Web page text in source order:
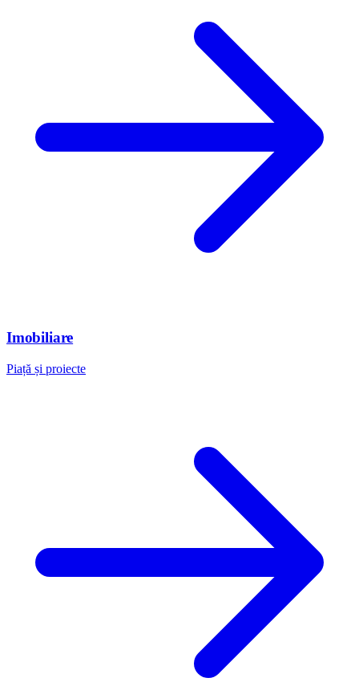
Imobiliare
Piață și proiecte